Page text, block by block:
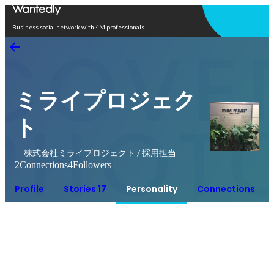
Business social network with 4M professionals
ミライプロジェク
ト
株式会社ミライプロジェクト / 採用担当
2Connections4Followers
Profile Stories 17 Personality Connections